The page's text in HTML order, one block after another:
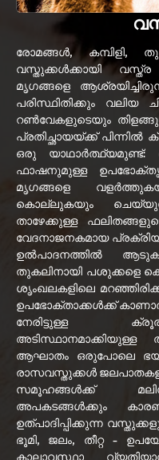
രോമങ്ങൾ, കമ്പിളി,
വസ്തുക്കൾക്കായി
മൃഗങ്ങളെ
പരിസ്ഥിതിക്കും
റൺവേകളുടെയും
പ്രതിച്ഛായയ്ക്ക്
ഒരു യാഥാർത്ഥ്യമുണ്ട്:
ഫാഷനുമുള്ള ഉപഭോക്തൃ
മൃഗങ്ങളെ
കൊല്ലുകയും
താഴേക്കുള്ള
വേദനാജനകമായ
ഉൽപാദനത്തിൽ
തുകലിനായി പശുക്കളെ
ശൃംഖലകളിലെ
ഉപഭോക്താക്കൾക്ക്
നേരിട്ടുള്ള
അടിസ്ഥാനമാക്കിയുള്ള
ആഘാതം ഒരുപോലെ
രാസവസ്തുക്കൾ
സമൂഹങ്ങൾക്ക്
അപകടങ്ങൾക്കും
ഉത്പാദിപ്പിക്കുന്ന
ഭൂമി, ജലം, തീറ്റ -
കാലാവസ്ഥാ